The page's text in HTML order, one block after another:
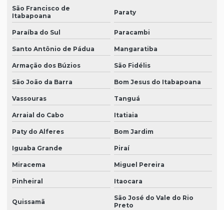
São Francisco de
Itabapoana
Paraty
Paraíba do Sul Paracambi
Santo Antônio de Pádua Mangaratiba
Armação dos Búzios São Fidélis
São João da Barra Bom Jesus do Itabapoana
Vassouras Tanguá
Arraial do Cabo Itatiaia
Paty do Alferes Bom Jardim
Iguaba Grande Piraí
Miracema Miguel Pereira
Pinheiral Itaocara
Quissamã
São José do Vale do Rio
Preto